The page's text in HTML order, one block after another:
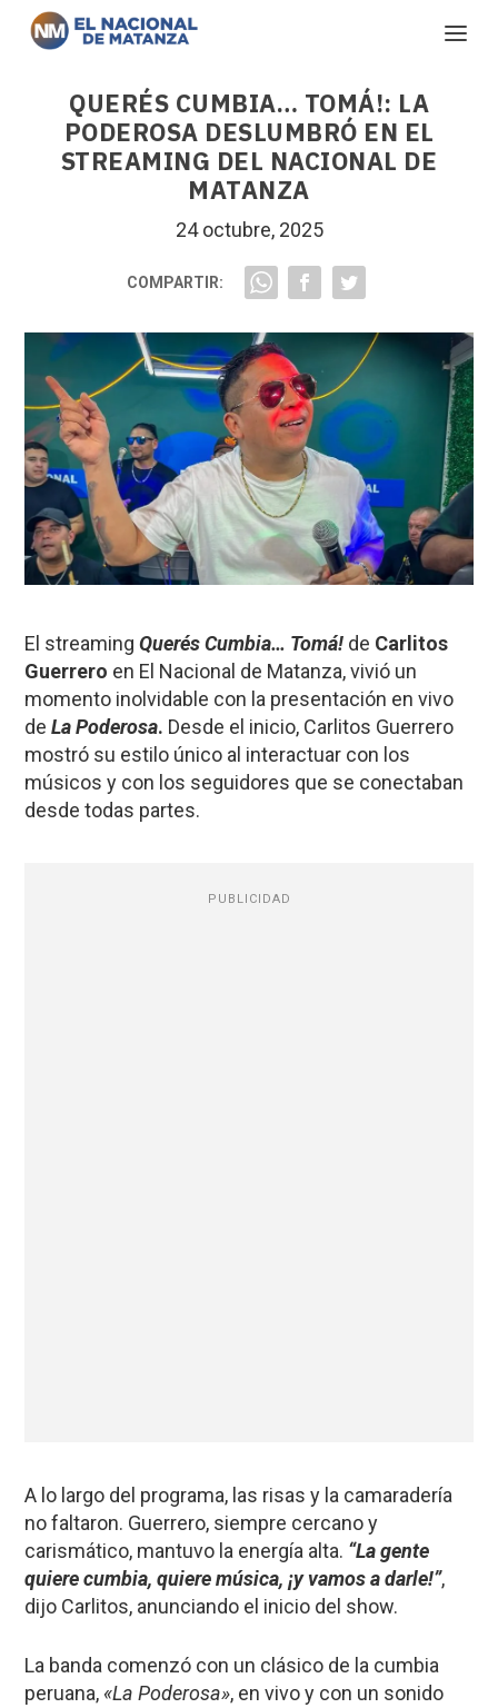
QUERÉS CUMBIA… TOMÁ!: LA
PODEROSA DESLUMBRÓ EN EL
STREAMING DEL NACIONAL DE
MATANZA
24 octubre, 2025
COMPARTIR:
El streamingQuerés Cumbia… Tomá! de Carlitos
Guerrero en El Nacional de Matanza, vivió un
momento inolvidable con la presentación en vivo
deLa Poderosa. Desde el inicio, Carlitos Guerrero
mostró su estilo único al interactuar con los
músicos y con los seguidores que se conectaban
desde todas partes.
PUBLICIDAD
A lo largo del programa, las risas y la camaradería
no faltaron. Guerrero, siempre cercano y
carismático, mantuvo la energía alta. “La gente
quiere cumbia, quiere música, ¡y vamos a darle!”,
dijo Carlitos, anunciando el inicio del show.
La banda comenzó con un clásico de la cumbia
peruana, «La Poderosa», en vivo y con un sonido